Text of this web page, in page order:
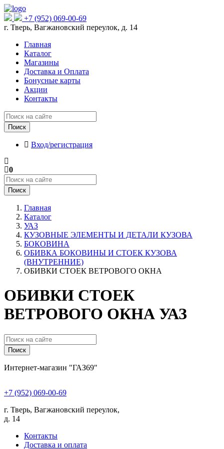
+7 (952) 069-00-69
г. Тверь, Вагжановский переулок, д. 14
Главная
Каталог
Магазины
Доставка и Оплата
Бонусные карты
Акции
Контакты
Поиск
Вход/регистрация
0
Поиск
Главная
Каталог
УАЗ
КУЗОВНЫЕ ЭЛЕМЕНТЫ И ДЕТАЛИ КУЗОВА
БОКОВИНА
ОБИВКА БОКОВИНЫ И СТОЕК КУЗОВА
(ВНУТРЕННИЕ)
ОБИВКИ СТОЕК ВЕТРОВОГО ОКНА
ОБИВКИ СТОЕК
ВЕТРОВОГО ОКНА УАЗ
Поиск
Интернет-магазин "ГАЗ69"
+7 (952) 069-00-69
г. Тверь, Вагжановский переулок,
д. 14
Контакты
Доставка и оплата